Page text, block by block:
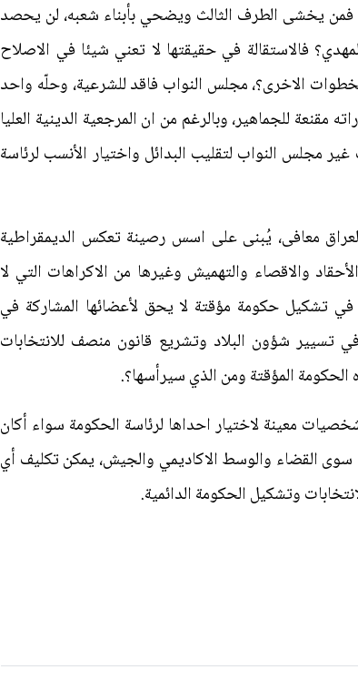
فمن يخشى الطرف الثالث ويضحي بأبناء شعبه، لن يحصد
فالاستقالة في حقيقتها لا تعني شيئا في الاصلاح
الاخرى؟، مجلس النواب فاقد للشرعية، وحلّه واحد
للجماهير، وبالرغم من ان المرجعية الدينية العليا
مجلس النواب لتقليب البدائل واختيار الأنسب لرئاسة
معافى، يُبنى على اسس رصينة تعكس الديمقراطية
والاقصاء والتهميش وغيرها من الاكراهات التي لا
تشكيل حكومة مؤقتة لا يحق لأعضائها المشاركة في
في تسيير شؤون البلاد وتشريع قانون منصف للانتخابات
المؤقتة ومن الذي سيرأسها؟.
معينة لاختيار احداها لرئاسة الحكومة سواء أكان
سوى القضاء والوسط الاكاديمي والجيش، يمكن تكليف أي
وتشكيل الحكومة الدائمية.